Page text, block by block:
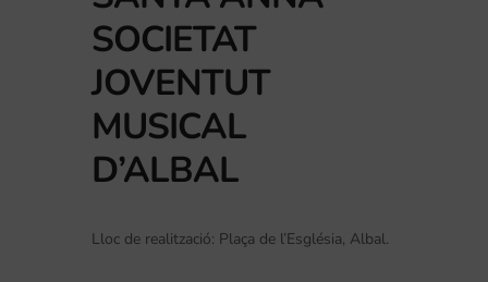
SOCIETAT
JOVENTUT
MUSICAL
D’ALBAL
Lloc de realització: Plaça de l’Església, Albal.